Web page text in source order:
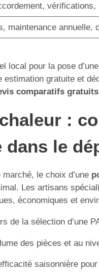
vérifications,
maintenance annuelle,
local pour la pose
estimation gratuite et
comparatifs
:
le
le choix d’une
Les artisans
économiques et
de la sélection d’une
des pièces et au
saisonnière